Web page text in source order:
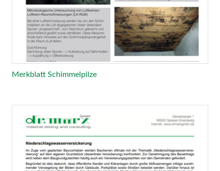
Merkblatt Schimmelpilze